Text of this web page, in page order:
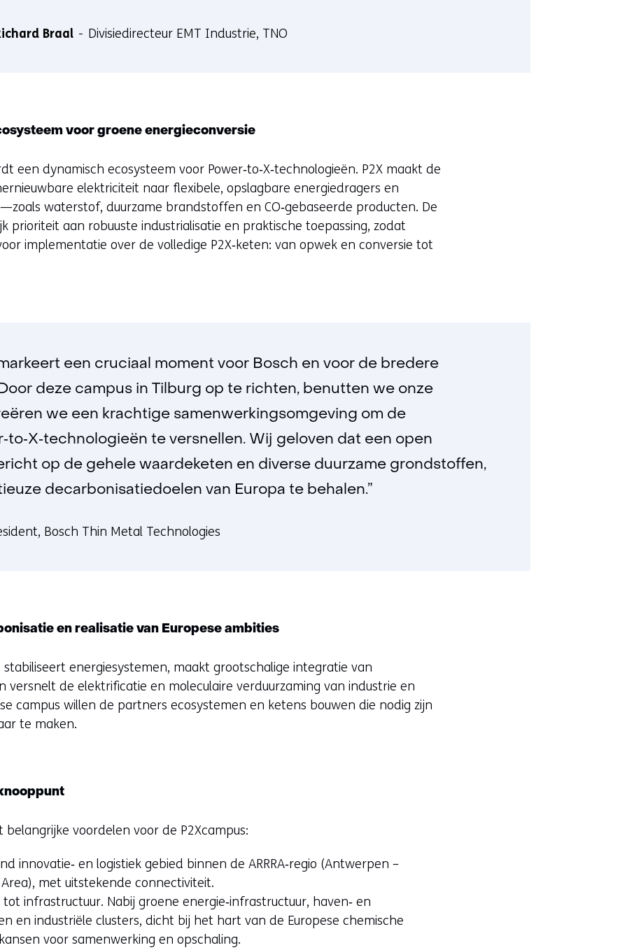
Braal Divisiedirecteur EMT Industrie, TNO
voor groene energieconversie
een dynamisch ecosysteem voor Power‑to‑X‑technologieën. P2X maakt de
elektriciteit naar flexibele, opslagbare energiedragers en
waterstof, duurzame brandstoffen en CO‑gebaseerde producten. De
prioriteit aan robuuste industrialisatie en praktische toepassing, zodat
implementatie over de volledige P2X‑keten: van opwek en conversie tot
een cruciaal moment voor Bosch en voor de bredere
deze campus in Tilburg op te richten, benutten we onze
we een krachtige samenwerkingsomgeving om de
te versnellen. Wij geloven dat een open
op de gehele waardeketen en diverse duurzame grondstoffen,
decarbonisatiedoelen van Europa te behalen.”
Bosch Thin Metal Technologies
en realisatie van Europese ambities
stabiliseert energiesystemen, maakt grootschalige integratie van
versnelt de elektrificatie en moleculaire verduurzaming van industrie en
campus willen de partners ecosystemen en ketens bouwen die nodig zijn
te maken.
belangrijke voordelen voor de P2Xcampus:
innovatie‑ en logistiek gebied binnen de ARRRA‑regio (Antwerpen –
met uitstekende connectiviteit.
infrastructuur. Nabij groene energie‑infrastructuur, haven‑ en
en industriële clusters, dicht bij het hart van de Europese chemische
voor samenwerking en opschaling.